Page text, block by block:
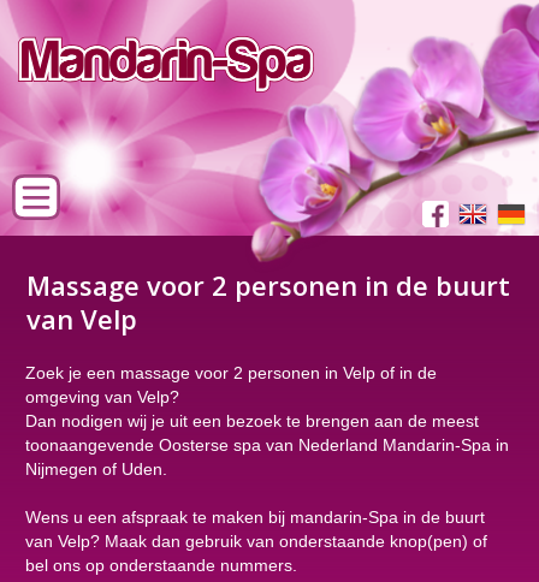
Massage voor 2 personen in de buurt
van Velp
Zoek je een massage voor 2 personen in Velp of in de
omgeving van Velp?
Dan nodigen wij je uit een bezoek te brengen aan de meest
toonaangevende Oosterse spa van Nederland Mandarin-Spa in
Nijmegen of Uden.
Wens u een afspraak te maken bij mandarin-Spa in de buurt
van Velp? Maak dan gebruik van onderstaande knop(pen) of
bel ons op onderstaande nummers.